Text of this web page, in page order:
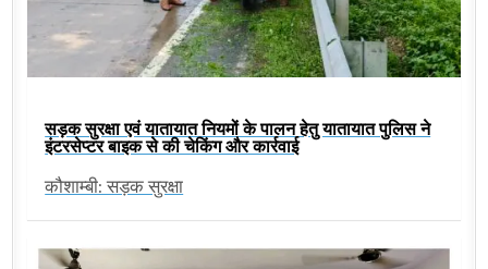
सड़क सुरक्षा एवं यातायात नियमों के पालन हेतु यातायात पुलिस ने
इंटरसेप्टर बाइक से की चेकिंग और कार्रवाई
कौशाम्बी: सड़क सुरक्षा